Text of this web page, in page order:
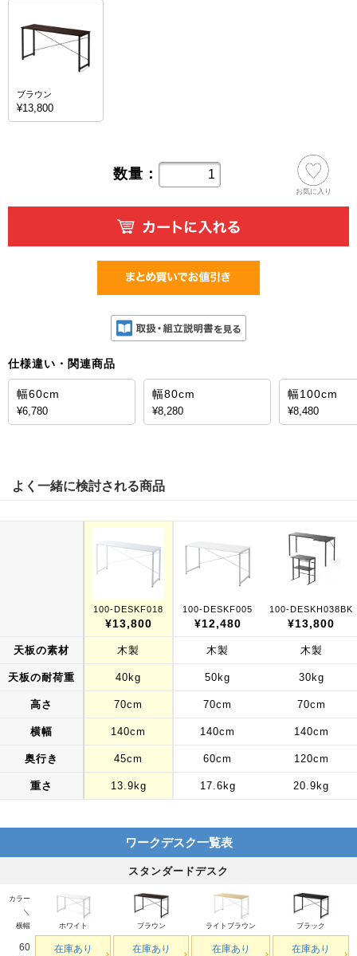
ブラウン
¥13,800
数量：
お気に入り
仕様違い・関連商品
幅60cm
¥6,780
幅80cm
¥8,280
幅100cm
¥8,480
よく一緒に検討される商品
天板の素材
天板の耐荷重
高さ
横幅
奥行き
重さ
100-DESKF018
¥13,800
木製
40kg
70cm
140cm
45cm
13.9kg
100-DESKF005
¥12,480
木製
50kg
70cm
140cm
60cm
17.6kg
100-DESKH038BK
¥13,800
木製
30kg
70cm
140cm
120cm
20.9kg
ワークデスク一覧表
スタンダードデスク
カラー
＼
横幅
ホワイト ブラウン ライトブラウン ブラック
60 在庫あり 在庫あり 在庫あり 在庫あり